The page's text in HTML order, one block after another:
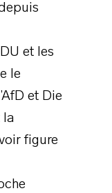
et les
le
et Die
la
figure